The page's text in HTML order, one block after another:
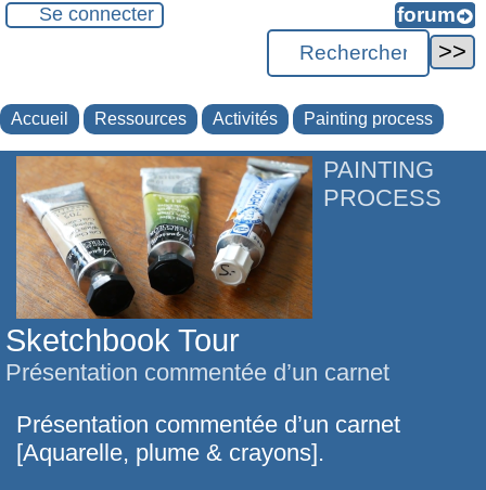
Se connecter
Accueil Ressources Activités Painting process
PAINTING
PROCESS
Sketchbook Tour
Présentation commentée d’un carnet
Présentation commentée d’un carnet
[Aquarelle, plume & crayons].